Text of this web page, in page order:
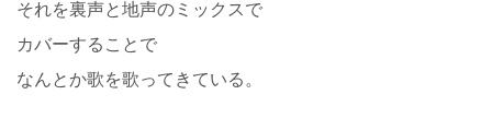
それを裏声と地声のミックスで
カバーすることで
なんとか歌を歌ってきている。